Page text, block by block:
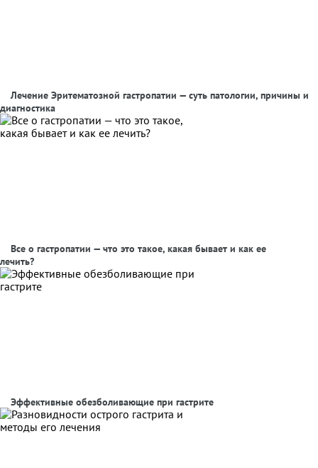
Лечение Эритематозной гастропатии — суть патологии, причины и
диагностика
Все о гастропатии — что это такое, какая бывает и как ее
лечить?
Эффективные обезболивающие при гастрите